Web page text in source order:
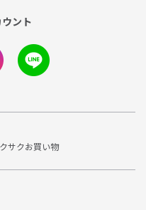
ント
サクお買い物